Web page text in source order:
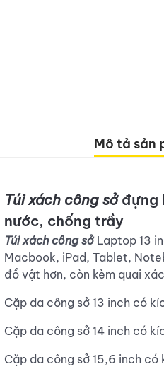
Mô tả sản
Túi xách công sởđựng
nước, chống trầy
Túi xách công sởLaptop 13
Macbook, iPad, Tablet,
đồ vật hơn, còn kèm quai
Cặp da công sở 13 inch có
Cặp da công sở 14 inch có
Cặp da công sở 15,6 inch